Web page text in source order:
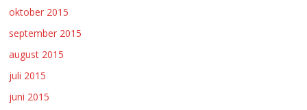
oktober 2015
september 2015
august 2015
juli 2015
juni 2015